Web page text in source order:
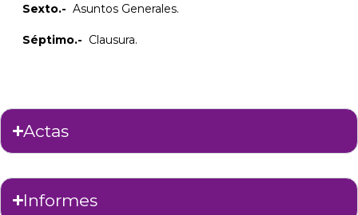
Sexto.- Asuntos Generales.
Séptimo.- Clausura.
Actas
Informes